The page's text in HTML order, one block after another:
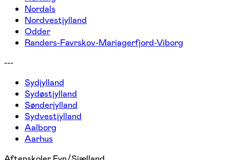
Nordals
Nordvestjylland
Odder
Randers-Favrskov-Mariagerfjord-Viborg
---
Sydjylland
Sydøstjylland
Sønderjylland
Sydvestjylland
Aalborg
Aarhus